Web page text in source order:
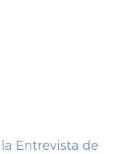
Entrevista de